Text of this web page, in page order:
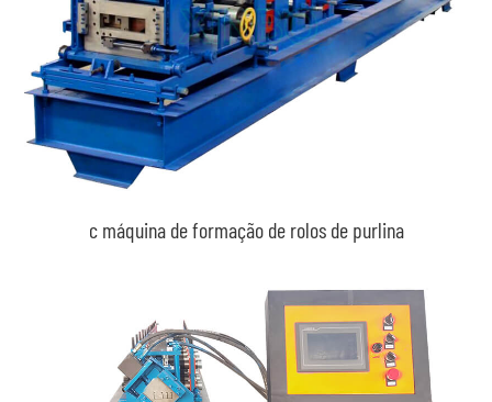
c máquina de formação de rolos de purlina